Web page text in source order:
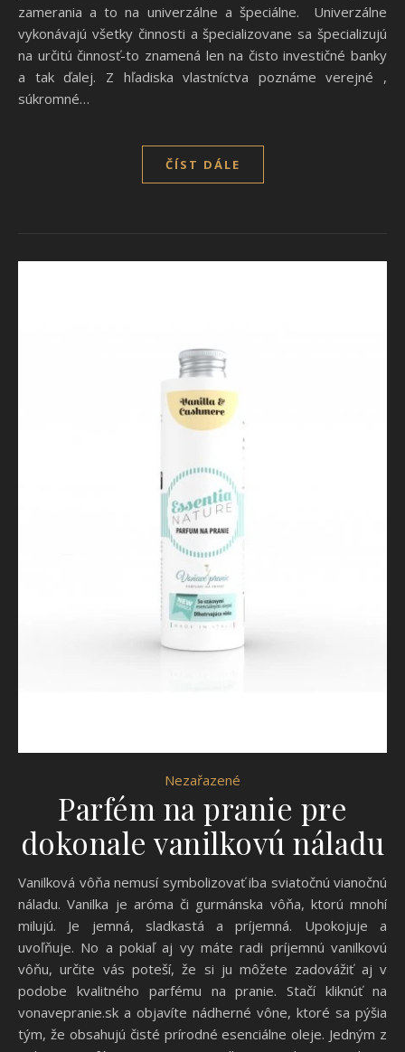
zamerania a to na univerzálne a špeciálne. Univerzálne
vykonávajú všetky činnosti a špecializovane sa špecializujú
na určitú činnosť-to znamená len na čisto investičné banky
a tak ďalej. Z hľadiska vlastníctva poznáme verejné ,
súkromné…
ČÍST DÁLE
Nezařazené
Parfém na pranie pre
dokonale vanilkovú náladu
Vanilková vôňa nemusí symbolizovať iba sviatočnú vianočnú
náladu. Vanilka je aróma či gurmánska vôňa, ktorú mnohí
milujú. Je jemná, sladkastá a príjemná. Upokojuje a
uvoľňuje. No a pokiaľ aj vy máte radi príjemnú vanilkovú
vôňu, určite vás poteší, že si ju môžete zadovážiť aj v
podobe kvalitného parfému na pranie. Stačí kliknúť na
vonavepranie.sk a objavíte nádherné vône, ktoré sa pýšia
tým, že obsahujú čisté prírodné esenciálne oleje. Jedným z